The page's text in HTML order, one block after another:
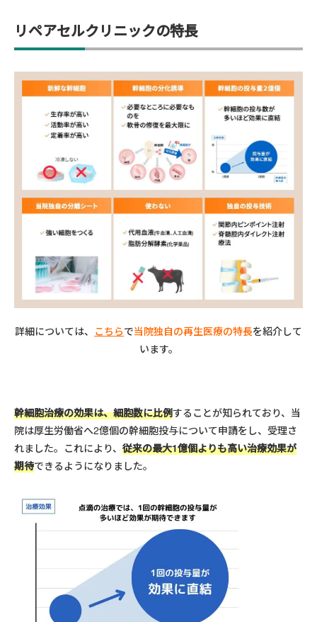
リペアセルクリニックの特長
詳細については、 こちらで当院独自の再生医療の特長を紹介して
います。
幹細胞治療の効果は、細胞数に比例することが知られており、当
院は厚生労働省へ2億個の幹細胞投与について申請をし、受理さ
れました。これにより、 従来の最大1億個よりも高い治療効果が
期待できるようになりました。